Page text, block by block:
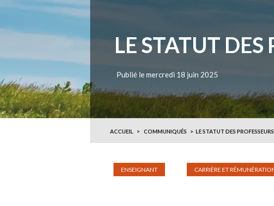
LE STATUT DES
Publié le mercredi 18 juin 2025
ACCUEIL COMMUNIQUÉS LE STATUT DES
ENSEIGNANT CARRIÈRE ET